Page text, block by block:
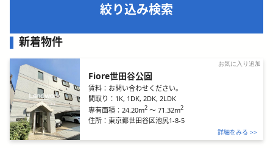
絞り込み検索
新着物件
お気に入り追加
Fiore世田谷公園
賃料： お問い合わせください。
間取り： 1K, 1DK, 2DK, 2LDK
専有面積：24.20m2 ～ 71.32m2
住所：東京都世田谷区池尻1-8-5
詳細をみる >>